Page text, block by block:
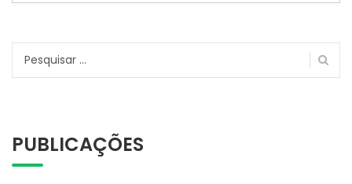
Pesquisar
PUBLICAÇÕES